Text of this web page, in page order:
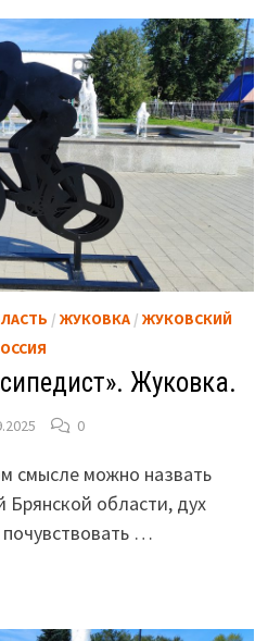
/ ЖУКОВКА/ ЖУКОВСКИЙ
Жуковка.
0
смысле можно назвать
Брянской области, дух
…